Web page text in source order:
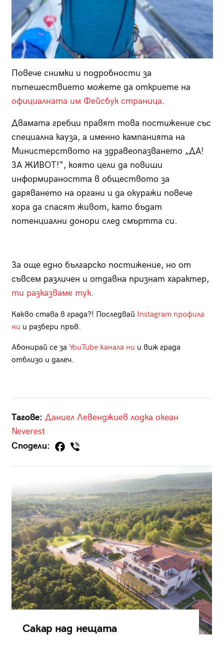
Повече снимки и подробности за
пътешествието можете да откриете на
официалната им Фейсбук страница.
Двамата гребци правят това постижение със
специална кауза, а именно кампанията на
Министерството на здравеопазването „ДА!
ЗА ЖИВОТ!“, която цели да повиши
информираността в обществото за
даряването на органи и да окуражи повече
хора да спасят живот, като бъдат
потенциални донори след смъртта си.
За още едно българско постижение, но от
съвсем различен и отдавна признат характер,
ти разказваме тук.
Какво става в града?! Последвай Instagram профила
ни и разбери пръв.
Абонирай се за YouTube канала ни и виж града
отблизо и далеч.
Тагове: Даниел Левенджиев лодка океан
Neverest
Сподели:
Сакар над нещата